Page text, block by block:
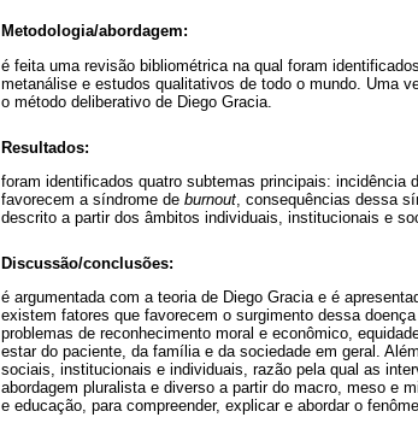
Metodologia/abordagem:
é feita uma revisão bibliométrica na qual foram
metanálise e estudos qualitativos de todo o mundo. Uma
o método deliberativo de Diego Gracia.
Resultados:
foram identificados quatro subtemas principais: incidência
favorecem a síndrome de burnout, consequências dessa
descrito a partir dos âmbitos individuais, institucionais e
Discussão/conclusões:
é argumentada com a teoria de Diego Gracia e é
existem fatores que favorecem o surgimento dessa
problemas de reconhecimento moral e econômico,
estar do paciente, da família e da sociedade em geral.
sociais, institucionais e individuais, razão pela qual as
abordagem pluralista e diverso a partir do macro, meso e
e educação, para compreender, explicar e abordar o